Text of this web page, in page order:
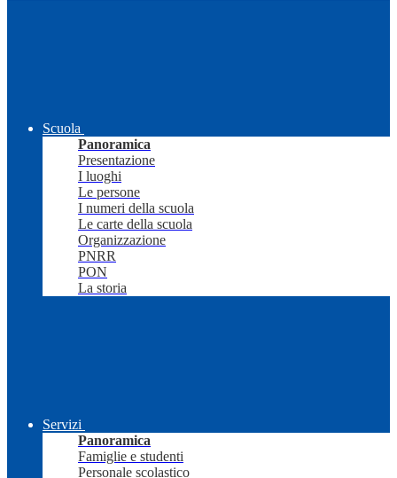
Scuola
Panoramica
Presentazione
I luoghi
Le persone
I numeri della scuola
Le carte della scuola
Organizzazione
PNRR
PON
La storia
Servizi
Panoramica
Famiglie e studenti
Personale scolastico